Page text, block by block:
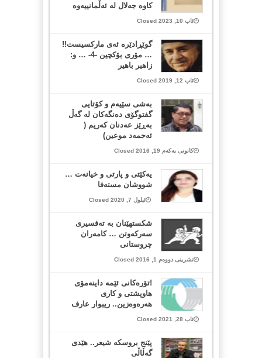
کاوە جەلال لە ئەڵمانییەوە
ئاب 10, 2023 Closed
گوێڕادێرە ئەی مارکسیست!!
… مۆری بۆکچین -4- … و:
زاهیر باهیر
ئاب 12, 2019 Closed
بەشی سێیەم و کۆتایی
گفتوگۆی دەنگەکان لە گەڵ
بەڕێز عەدنان کەریم (
ئەحمەد موعین)
کانونی یەکەم 19, 2016 Closed
یەکێتی و پارتی و خیانەت …
شووشان مستەفا
ئیلول 7, 2020 Closed
شکستهێنان بە تەفسیری
سەرکەوتن … کامەران
چروستانی
تشرینی دووەم 1, 2016 Closed
!تۆرەکانی ئێمە داینەمۆی
هاوپشتی و کاری
هەرەوەزين.. ريبوار عارف
ئاب 28, 2021 Closed
پێنج بروسکە شیعر.. هێدی
گەڵاڵی